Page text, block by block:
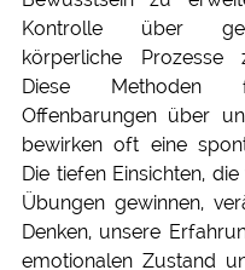
Kontrolle über
körperliche Prozesse
Diese Methoden
Offenbarungen über
bewirken oft eine
Die tiefen Einsichten,
Übungen gewinnen,
Denken, unsere
emotionalen Zustand